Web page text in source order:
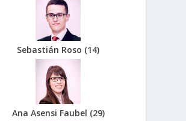
Sebastián Roso (14)
Ana Asensi Faubel (29)